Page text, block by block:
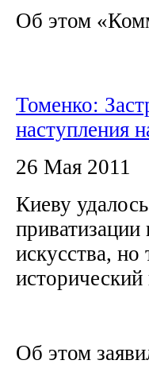
Об этом
Томенко:
наступления
26 Мая 2011
Киеву
искусства, но
исторический
Об этом